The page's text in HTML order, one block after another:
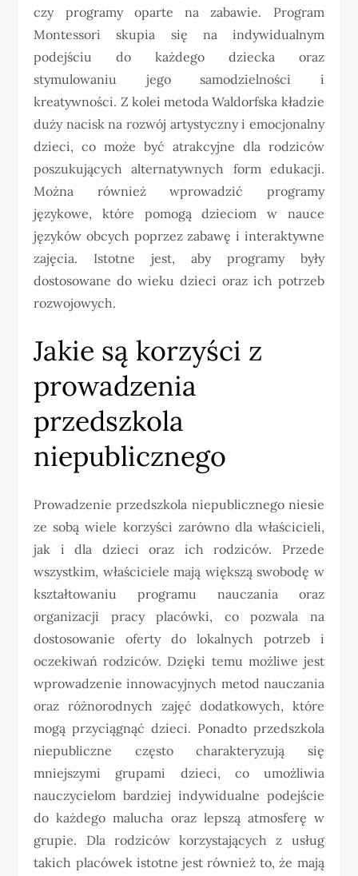
czy programy oparte na zabawie. Program
Montessori skupia się na indywidualnym
podejściu do każdego dziecka oraz
stymulowaniu jego samodzielności i
kreatywności. Z kolei metoda Waldorfska kładzie
duży nacisk na rozwój artystyczny i emocjonalny
dzieci, co może być atrakcyjne dla rodziców
poszukujących alternatywnych form edukacji.
Można również wprowadzić programy
językowe, które pomogą dzieciom w nauce
języków obcych poprzez zabawę i interaktywne
zajęcia. Istotne jest, aby programy były
dostosowane do wieku dzieci oraz ich potrzeb
rozwojowych.
Jakie są korzyści z
prowadzenia
przedszkola
niepublicznego
Prowadzenie przedszkola niepublicznego niesie
ze sobą wiele korzyści zarówno dla właścicieli,
jak i dla dzieci oraz ich rodziców. Przede
wszystkim, właściciele mają większą swobodę w
kształtowaniu programu nauczania oraz
organizacji pracy placówki, co pozwala na
dostosowanie oferty do lokalnych potrzeb i
oczekiwań rodziców. Dzięki temu możliwe jest
wprowadzenie innowacyjnych metod nauczania
oraz różnorodnych zajęć dodatkowych, które
mogą przyciągnąć dzieci. Ponadto przedszkola
niepubliczne często charakteryzują się
mniejszymi grupami dzieci, co umożliwia
nauczycielom bardziej indywidualne podejście
do każdego malucha oraz lepszą atmosferę w
grupie. Dla rodziców korzystających z usług
takich placówek istotne jest również to, że mają